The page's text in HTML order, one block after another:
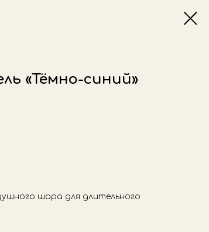
«Тёмно-синий»
шара для длительного